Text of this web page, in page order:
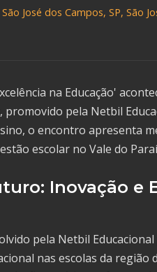
José dos Campos, SP, São
na Educação'
promovido pela Netbil
o encontro apresenta
escolar no Vale do
Inovação e
pela Netbil
nas escolas da região